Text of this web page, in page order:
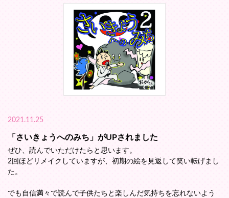
2021.11.25
「さいきょうへのみち」がUPされました
ぜひ、読んでいただけたらと思います。
2回ほどリメイクしていますが、初期の絵を見返して笑い転げまし
た。
でも自信満々で読んで子供たちと楽しんだ気持ちを忘れないよう